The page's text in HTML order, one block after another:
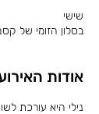
שישי
בסלון הזומי של
אודות
נילי היא עורכת